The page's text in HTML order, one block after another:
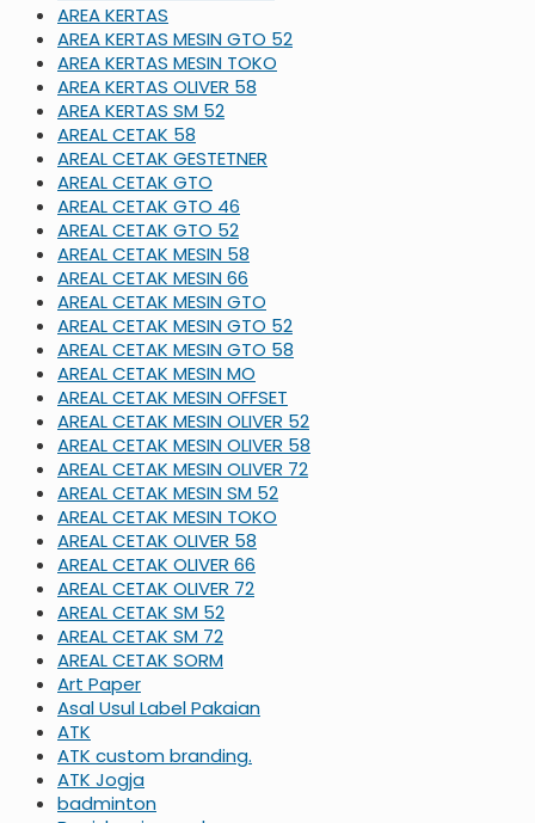
AREA KERTAS
AREA KERTAS MESIN GTO 52
AREA KERTAS MESIN TOKO
AREA KERTAS OLIVER 58
AREA KERTAS SM 52
AREAL CETAK 58
AREAL CETAK GESTETNER
AREAL CETAK GTO
AREAL CETAK GTO 46
AREAL CETAK GTO 52
AREAL CETAK MESIN 58
AREAL CETAK MESIN 66
AREAL CETAK MESIN GTO
AREAL CETAK MESIN GTO 52
AREAL CETAK MESIN GTO 58
AREAL CETAK MESIN MO
AREAL CETAK MESIN OFFSET
AREAL CETAK MESIN OLIVER 52
AREAL CETAK MESIN OLIVER 58
AREAL CETAK MESIN OLIVER 72
AREAL CETAK MESIN SM 52
AREAL CETAK MESIN TOKO
AREAL CETAK OLIVER 58
AREAL CETAK OLIVER 66
AREAL CETAK OLIVER 72
AREAL CETAK SM 52
AREAL CETAK SM 72
AREAL CETAK SORM
Art Paper
Asal Usul Label Pakaian
ATK
ATK custom branding.
ATK Jogja
badminton